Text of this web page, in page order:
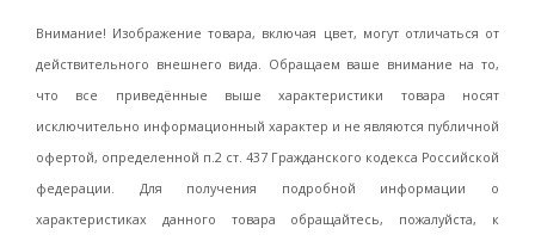
Внимание! Изображение товара, включая цвет, могут отличаться от
действительного внешнего вида. Обращаем ваше внимание на то,
что все приведённые выше характеристики товара носят
исключительно информационный характер и не являются публичной
офертой, определенной п.2 ст. 437 Гражданского кодекса Российской
федерации. Для получения подробной информации о
характеристиках данного товара обращайтесь, пожалуйста, к